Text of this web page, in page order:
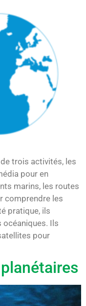
trois activités, les
pour en
marins, les routes
comprendre les
pratique, ils
Ils
pour